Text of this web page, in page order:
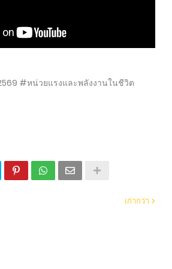
#หน่วยแรงและพลังงานในชีวิต
เก่ากว่า